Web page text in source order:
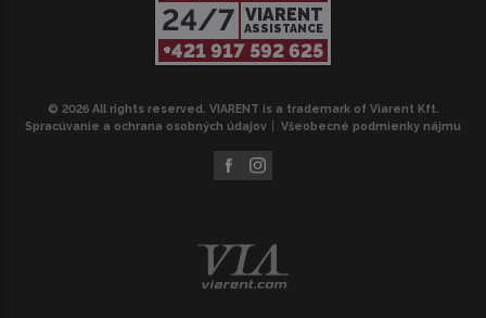
24/7 VIARENT
ASSISTANCE
+421 917 592 625
© 2026 All rights reserved. VIARENT is a trademark of Viarent Kft.
Spracúvanie a ochrana osobných údajov
Všeobecné podmienky nájmu